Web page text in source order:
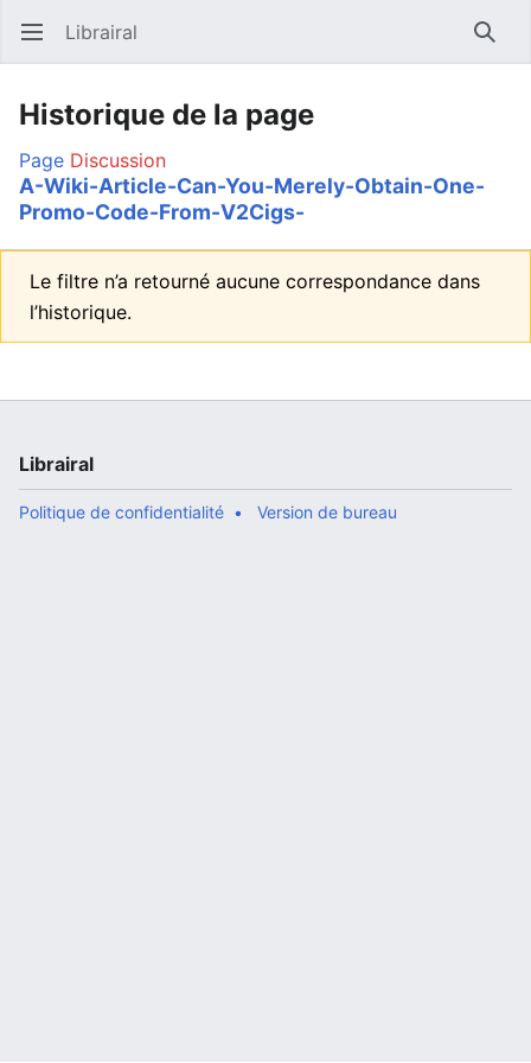
Ouvrir le menu principal Librairal
Historique de la page
Page Discussion
A-Wiki-Article-Can-You-Merely-Obtain-One-
Promo-Code-From-V2Cigs-
Le filtre n’a retourné aucune correspondance dans
l’historique.
Librairal
Politique de confidentialité Version de bureau